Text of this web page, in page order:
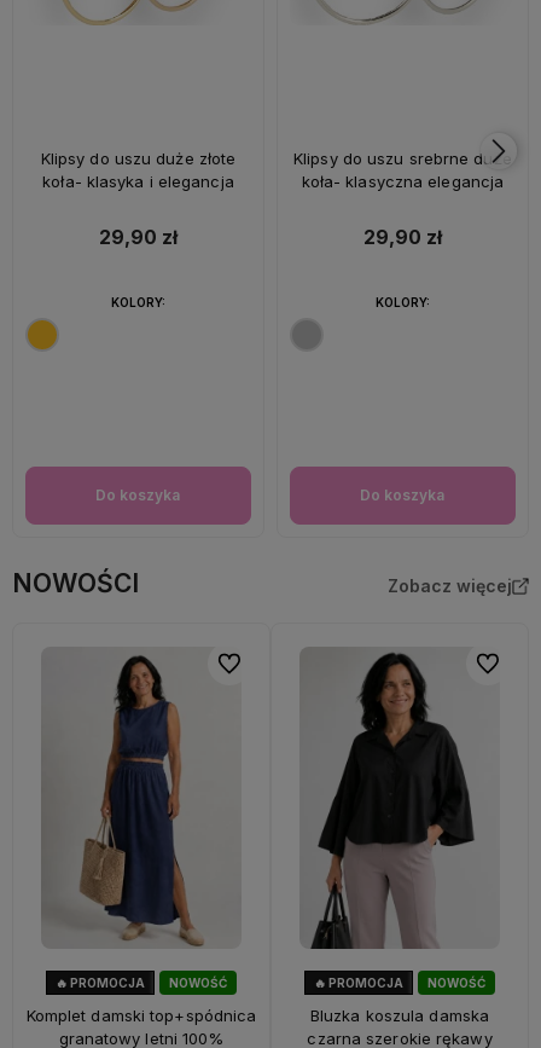
Klipsy do uszu duże złote
koła- klasyka i elegancja
29,90 zł
Do koszyka
KOLORY:
Klipsy do uszu srebrne duże
koła- klasyczna elegancja
29,90 zł
Do koszyka
KOLORY:
NOWOŚCI Zobacz więcej
NOWOŚĆ
🔥 PROMOCJA
Komplet damski top+spódnica
granatowy letni 100%
Do ulubionych
NOWOŚĆ
🔥 PROMOCJA
Bluzka koszula damska
czarna szerokie rękawy
Do